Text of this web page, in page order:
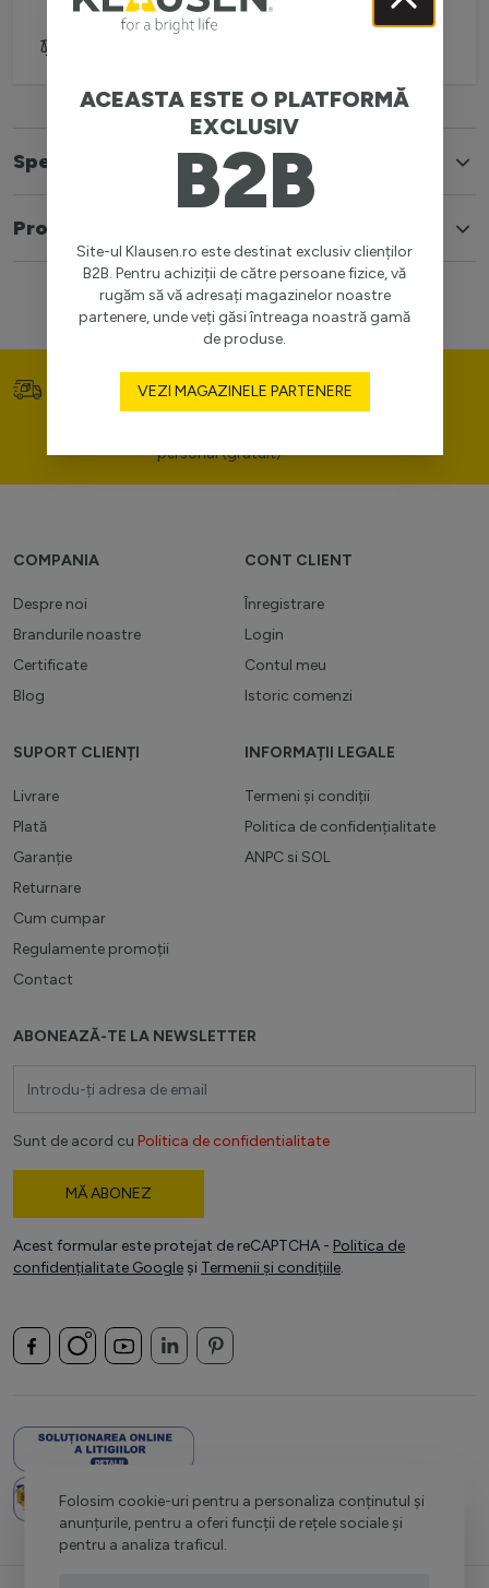
Folosim cookie-uri pentru a personaliza conținutul și
anunțurile, pentru a oferi funcții de rețele sociale și
pentru a analiza traficul.
Specificatii
Produse similare
ACEASTA ESTE O PLATFORMĂ
EXCLUSIV
B2B
Site-ul Klausen.ro este destinat exclusiv clienților
B2B. Pentru achiziții de către persoane fizice, vă
rugăm să vă adresați magazinelor noastre
partenere, unde veți găsi întreaga noastră gamă
de produse.
VEZI MAGAZINELE PARTENERE
Prețuri competitive
personal (gratuit)
COMPANIA
Despre noi
Brandurile noastre
Certificate
Blog
CONT CLIENT
Înregistrare
Login
Contul meu
Istoric comenzi
SUPORT CLIENȚI
Livrare
Plată
Garanție
Returnare
Cum cumpar
Regulamente promoții
Contact
INFORMAȚII LEGALE
Termeni și condiții
Politica de confidențialitate
ANPC si SOL
ABONEAZĂ-TE LA NEWSLETTER
Sunt de acord cu Politica de confidentialitate
MĂ ABONEZ
Acest formular este protejat de reCAPTCHA - Politica de
confidențialitate Google și Termenii și condițiile.